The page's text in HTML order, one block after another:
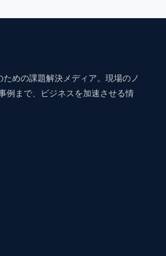
めの課題解決メディア。現場のノ
例まで、ビジネスを加速させる情